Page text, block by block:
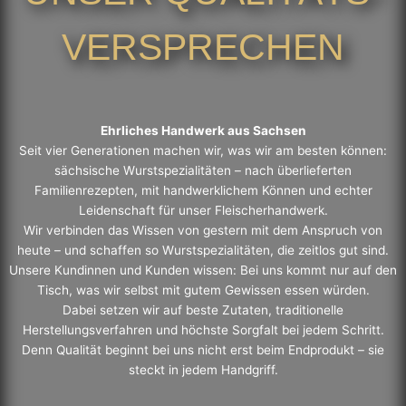
VERSPRECHEN
Ehrliches Handwerk aus Sachsen
Seit vier Generationen machen wir, was wir am besten können:
sächsische Wurstspezialitäten – nach überlieferten
Familienrezepten, mit handwerklichem Können und echter
Leidenschaft für unser Fleischerhandwerk.
Wir verbinden das Wissen von gestern mit dem Anspruch von
heute – und schaffen so Wurstspezialitäten, die zeitlos gut sind.
Unsere Kundinnen und Kunden wissen: Bei uns kommt nur auf den
Tisch, was wir selbst mit gutem Gewissen essen würden.
Dabei setzen wir auf beste Zutaten, traditionelle
Herstellungsverfahren und höchste Sorgfalt bei jedem Schritt.
Denn Qualität beginnt bei uns nicht erst beim Endprodukt – sie
steckt in jedem Handgriff.